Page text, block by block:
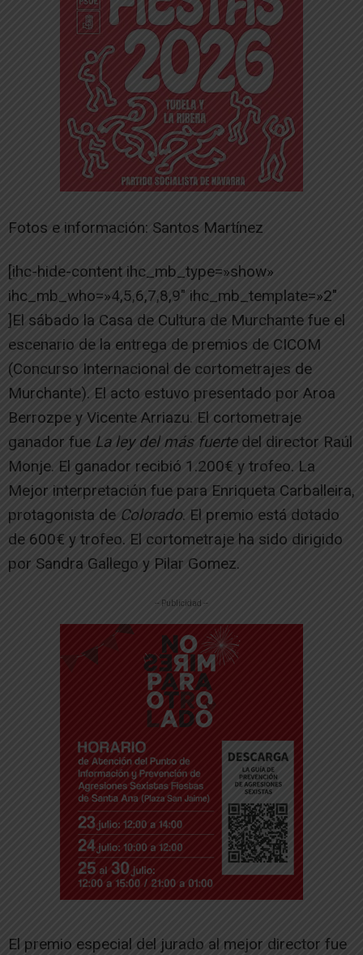
Fotos e información: Santos Martínez
[ihc-hide-content ihc_mb_type=»show»
ihc_mb_who=»4,5,6,7,8,9″ ihc_mb_template=»2″
]El sábado la Casa de Cultura de Murchante fue el
escenario de la entrega de premios de CICOM
(Concurso Internacional de cortometrajes de
Murchante). El acto estuvo presentado por Aroa
Berrozpe y Vicente Arriazu. El cortometraje
ganador fue La ley del más fuertedel director Raúl
Monje. El ganador recibió 1.200€ y trofeo. La
Mejor interpretación fue para Enriqueta Carballeira,
protagonista de Colorado. El premio está dotado
de 600€ y trofeo. El cortometraje ha sido dirigido
por Sandra Gallego y Pilar Gomez.
-- Publicidad --
El premio especial del jurado al mejor director fue